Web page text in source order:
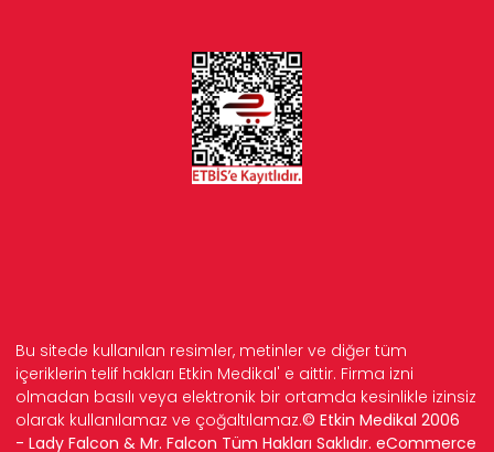
Bu sitede kullanılan resimler, metinler ve diğer tüm
içeriklerin telif hakları Etkin Medikal' e aittir. Firma izni
olmadan basılı veya elektronik bir ortamda kesinlikle izinsiz
olarak kullanılamaz ve çoğaltılamaz.© Etkin Medikal 2006
- Lady Falcon & Mr. Falcon Tüm Hakları Saklıdır. eCommerce